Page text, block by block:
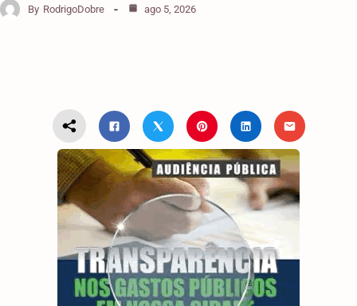
By RodrigoDobre ago 5, 2026